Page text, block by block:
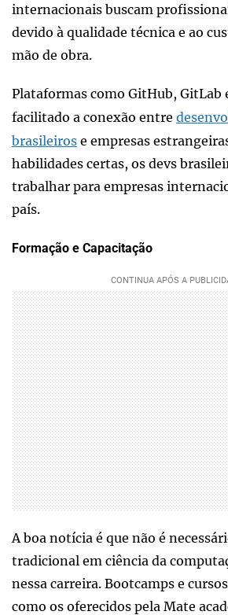
internacionais buscam
devido à qualidade técnica e ao
mão de obra.
Plataformas como GitHub, GitLab
facilitado a conexão entre
brasileiros e empresas
habilidades certas, os devs
trabalhar para empresas
país.
Formação e Capacitação
A boa notícia é que não é
tradicional em ciência da
nessa carreira. Bootcamps e
como os oferecidos pela Mate